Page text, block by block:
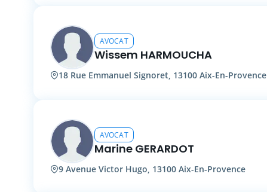
AVOCAT
Wissem HARMOUCHA
18 Rue Emmanuel Signoret, 13100 Aix-En-Provence
AVOCAT
Marine GERARDOT
9 Avenue Victor Hugo, 13100 Aix-En-Provence